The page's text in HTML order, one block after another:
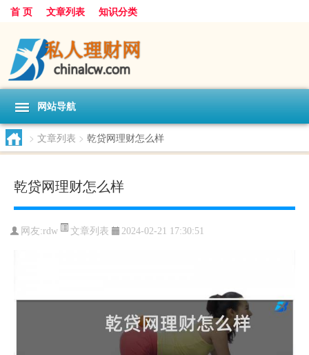
首 页 文章列表 知识分类
网站导航
> 文章列表 > 乾贷网理财怎么样
乾贷网理财怎么样
网友:rdw 文章列表 2024-02-21 17:30:51